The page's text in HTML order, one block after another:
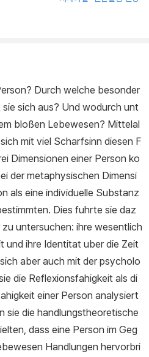
Durch welche besonder
sich aus? Und wodurch unt
bloßen Lebewesen? Mittelal
mit viel Scharfsinn diesen F
Dimensionen einer Person ko
der metaphysischen Dimensi
als eine individuelle Substanz
Dies fuhrte sie daz
untersuchen: ihre wesentlich
und ihre Identitat uber die Zeit
aber auch mit der psycholo
die Reflexionsfahigkeit als di
einer Person analysiert
sie die handlungstheoretische
dass eine Person im Geg
Handlungen hervorbri